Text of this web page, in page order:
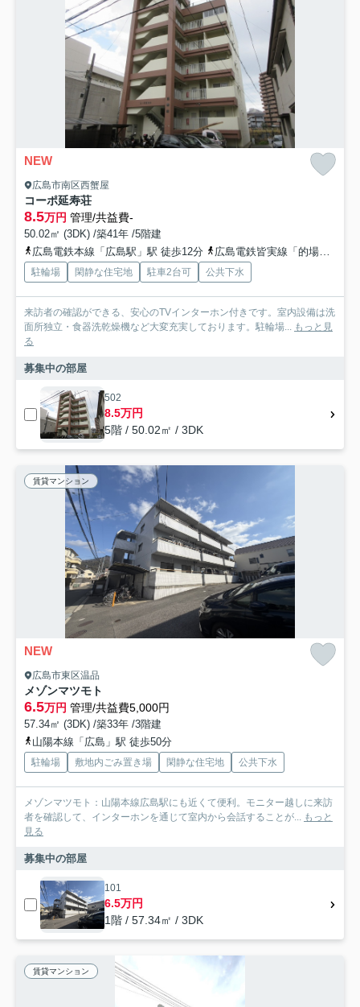
NEW
広島市南区西蟹屋
コーポ延寿荘
8.5万円 管理/共益費-
50.02㎡ (3DK) /築41年 /5階建
広島電鉄本線「広島駅」駅 徒歩12分
広島電鉄皆実線「的場町」駅 徒歩9分
駐輪場 閑静な住宅地 駐車2台可 公共下水
来訪者の確認ができる、安心のTVインターホン付きです。室内設備は洗
面所独立・食器洗乾燥機など大変充実しております。駐輪場... もっと見
る
募集中の部屋
502
8.5万円
5階 / 50.02㎡ / 3DK
賃貸マンション
NEW
広島市東区温品
メゾンマツモト
6.5万円 管理/共益費5,000円
57.34㎡ (3DK) /築33年 /3階建
山陽本線「広島」駅 徒歩50分
駐輪場 敷地内ごみ置き場 閑静な住宅地 公共下水
メゾンマツモト：山陽本線広島駅にも近くて便利。モニター越しに来訪
者を確認して、インターホンを通じて室内から会話することが... もっと
見る
募集中の部屋
101
6.5万円
1階 / 57.34㎡ / 3DK
賃貸マンション